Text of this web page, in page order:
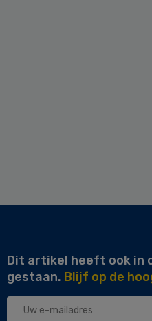
Dit artikel heeft ook in
gestaan. Blijf op de
Uw